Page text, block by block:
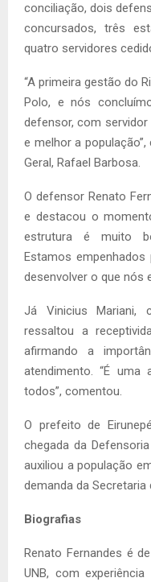
conciliação, dois
concursados, três
quatro servidores
“A primeira gestão do
Polo, e nós
defensor, com
e melhor a
Geral, Rafael Barbosa.
O defensor Renato
e destacou o
estrutura é muito
Estamos
desenvolver o que nós
Já Vinicius Mariani,
ressaltou a
afirmando a
atendimento. “É
todos”, comentou.
O prefeito de
chegada da
auxiliou a população
demanda da
Biografias
Renato Fernandes é
UNB, com